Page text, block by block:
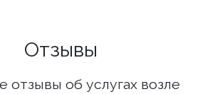
Отзывы
отзывы об услугах возле